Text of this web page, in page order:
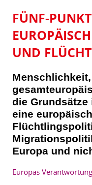
FÜNF-
UND
die Grundsätze
eine
Europa und
Europas